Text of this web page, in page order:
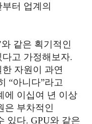
터 업계의
같은 획기적인
고 가정해보자.
자원이 과연
“아니다”라고
에 이십여 년 이상
은 부차적인
있다. GPU와 같은